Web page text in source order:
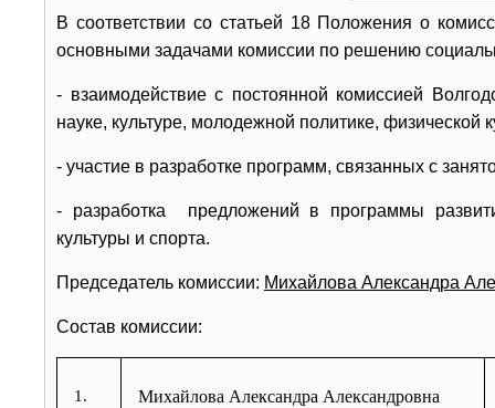
В соответствии со статьей 18 Положения о
основными задачами комиссии по решению
- взаимодействие с постоянной комиссией
науке, культуре, молодежной политике, физической
- участие в разработке программ, связанных с
- разработка предложений в программы
культуры и спорта.
Председатель комиссии: Михайлова Александра
Состав комиссии:
1. Михайлова Александра Александровна